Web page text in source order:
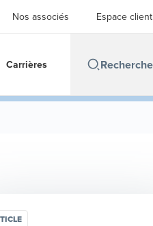
Nos associés Espace client
Carrières